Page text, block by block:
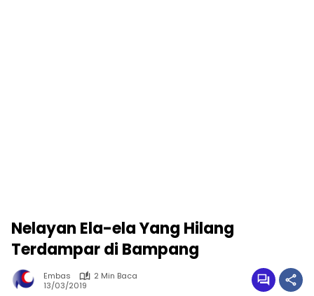
Nelayan Ela-ela Yang Hilang
Terdampar di Bampang
Embas
2 Min Baca
13/03/2019